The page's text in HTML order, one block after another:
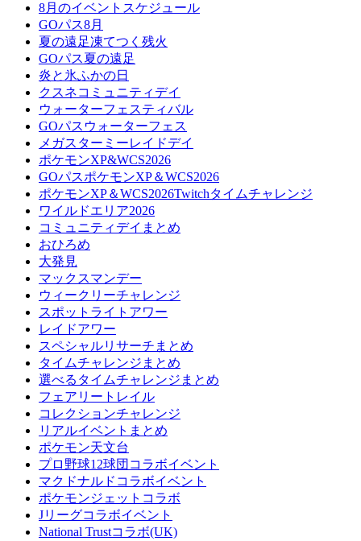
8月のイベントスケジュール
GOパス8月
夏の遠足凍てつく残火
GOパス夏の遠足
炎と氷ふかの日
クスネコミュニティデイ
ウォーターフェスティバル
GOパスウォーターフェス
メガスターミーレイドデイ
ポケモンXP&WCS2026
GOパスポケモンXP＆WCS2026
ポケモンXP＆WCS2026Twitchタイムチャレンジ
ワイルドエリア2026
コミュニティデイまとめ
おひろめ
大発見
マックスマンデー
ウィークリーチャレンジ
スポットライトアワー
レイドアワー
スペシャルリサーチまとめ
タイムチャレンジまとめ
選べるタイムチャレンジまとめ
フェアリートレイル
コレクションチャレンジ
リアルイベントまとめ
ポケモン天文台
プロ野球12球団コラボイベント
マクドナルドコラボイベント
ポケモンジェットコラボ
Jリーグコラボイベント
National Trustコラボ(UK)